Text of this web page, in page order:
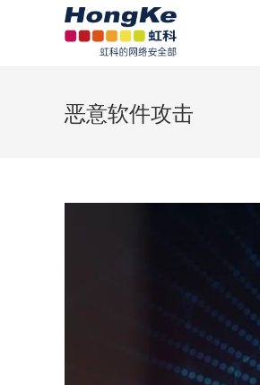
恶意软件攻击